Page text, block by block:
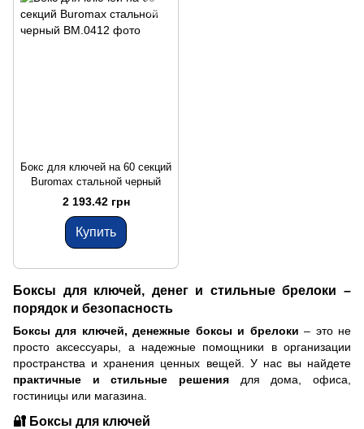
Бокс для ключей на 60 секций
Buromax стальной черный
2 193.42 грн
Купить
Боксы для ключей, денег и стильные брелоки –
порядок и безопасность
Боксы для ключей, денежные боксы и брелоки – это не
просто аксессуары, а надежные помощники в организации
пространства и хранения ценных вещей. У нас вы найдете
практичные и стильные решения для дома, офиса,
гостиницы или магазина.
🔐 Боксы для ключей